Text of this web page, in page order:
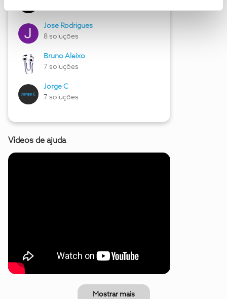
Jose Rodrigues
8 soluções
Bruno Aleixo
7 soluções
Jorge C
7 soluções
Vídeos de ajuda
Mostrar mais